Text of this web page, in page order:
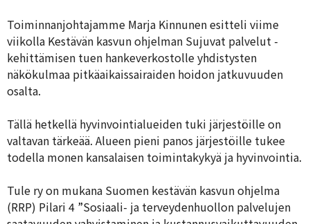
Toiminnanjohtajamme Marja Kinnunen esitteli viime
viikolla Kestävän kasvun ohjelman Sujuvat palvelut -
kehittämisen tuen hankeverkostolle yhdistysten
näkökulmaa pitkäaikaissairaiden hoidon jatkuvuuden
osalta.
Tällä hetkellä hyvinvointialueiden tuki järjestöille on
valtavan tärkeää. Alueen pieni panos järjestöille tukee
todella monen kansalaisen toimintakykyä ja hyvinvointia.
Tule ry on mukana Suomen kestävän kasvun ohjelma
(RRP) Pilari 4 ”Sosiaali- ja terveydenhuollon palvelujen